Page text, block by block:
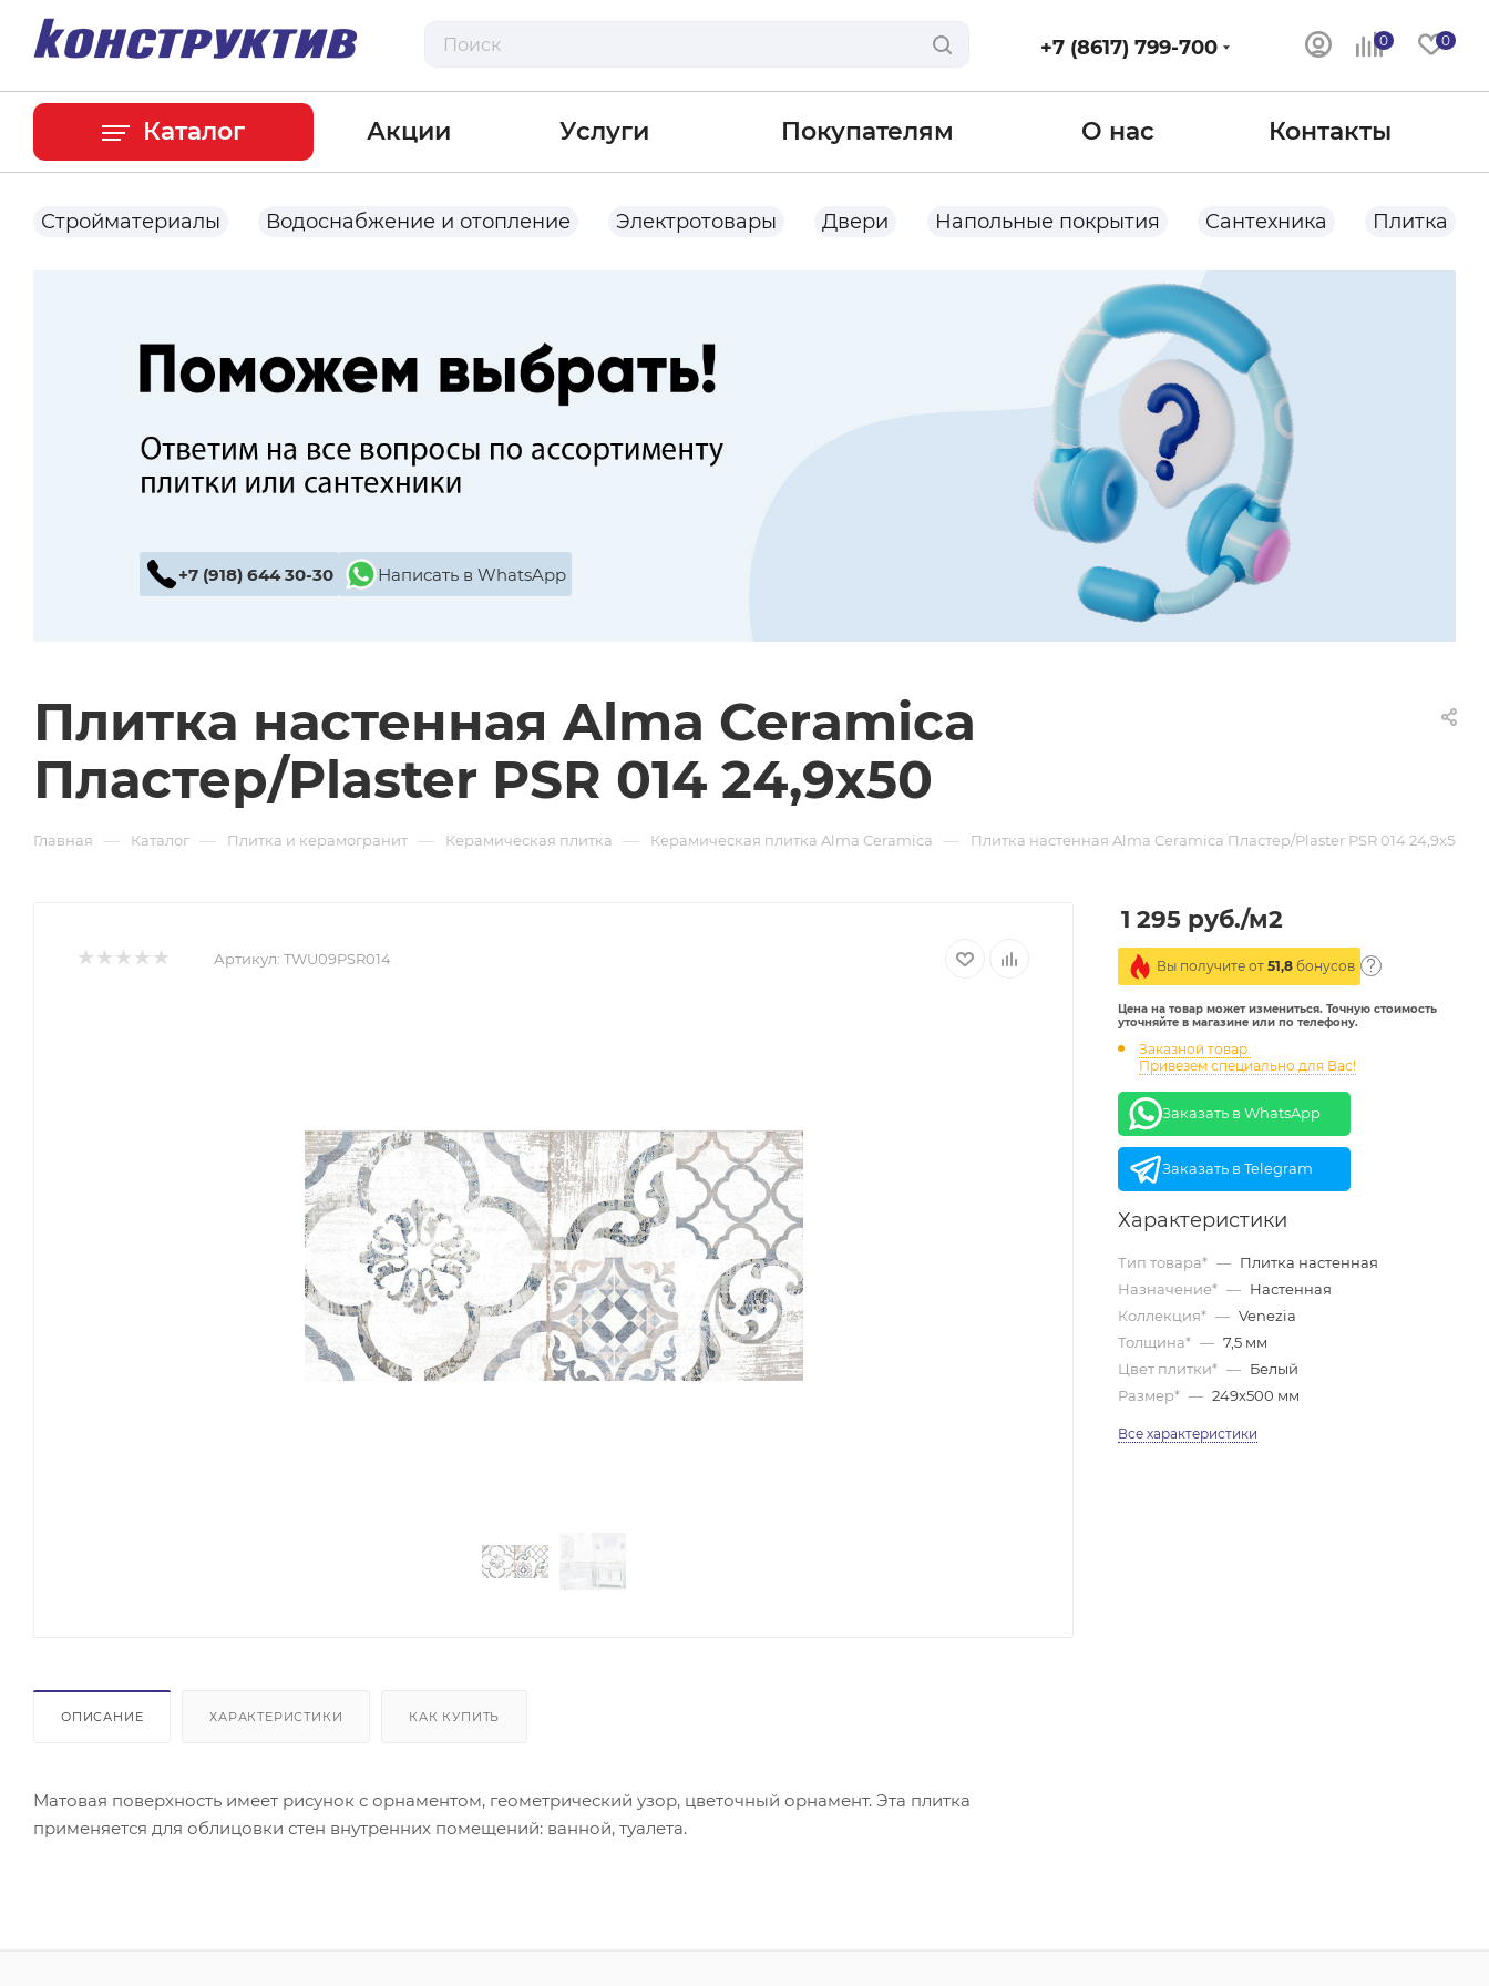
0 0
+7 (8617) 799-700
Каталог Акции Услуги Покупателям О нас Контакты
Стройматериалы Водоснабжение и отопление Электротовары Двери Напольные покрытия Сантехника Плитка
+7 (918) 644 30-30 Написать в WhatsApp
Плитка настенная Alma Ceramica
Пластер/Plaster PSR 014 24,9х50
Главная — Каталог — Плитка и керамогранит — Керамическая плитка — Керамическая плитка Alma Ceramica — Плитка настенная Alma Ceramica Пластер/Plaster PSR 014 24,9х50
Артикул: TWU09PSR014
ОПИСАНИЕ ХАРАКТЕРИСТИКИ КАК КУПИТЬ
Матовая поверхность имеет рисунок с орнаментом, геометрический узор, цветочный орнамент. Эта плитка
применяется для облицовки стен внутренних помещений: ванной, туалета.
1 295 руб./м2
Вы получите от 51,8 бонусов
Цена на товар может измениться. Точную стоимость
уточняйте в магазине или по телефону.
Заказной товар.
Привезем специально для Вас!
Заказать в WhatsApp
Заказать в Telegram
Характеристики
Тип товара* — Плитка настенная
Назначение* — Настенная
Коллекция* — Venezia
Толщина* — 7,5 мм
Цвет плитки* — Белый
Размер* — 249х500 мм
Все характеристики